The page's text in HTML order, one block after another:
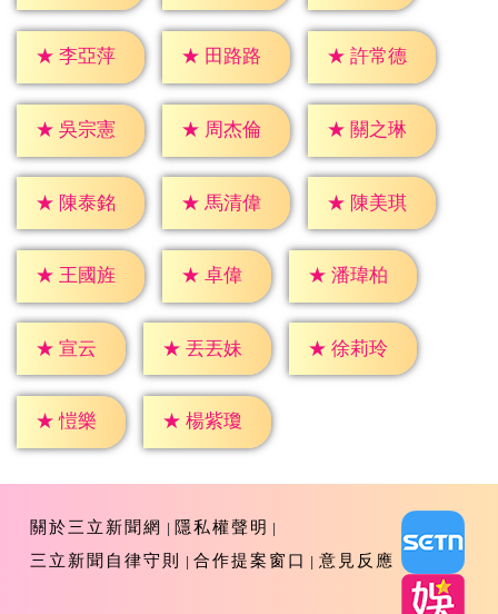
★ 李亞萍 ★ 田路路 ★ 許常德
★ 吳宗憲 ★ 周杰倫 ★ 關之琳
★ 陳泰銘 ★ 馬清偉 ★ 陳美琪
★ 王國旌 ★ 卓偉 ★ 潘瑋柏
★ 宣云 ★ 丟丟妹 ★ 徐莉玲
★ 愷樂 ★ 楊紫瓊
關於三立新聞網
隱私權聲明
三立新聞自律守則
合作提案窗口 意見反應